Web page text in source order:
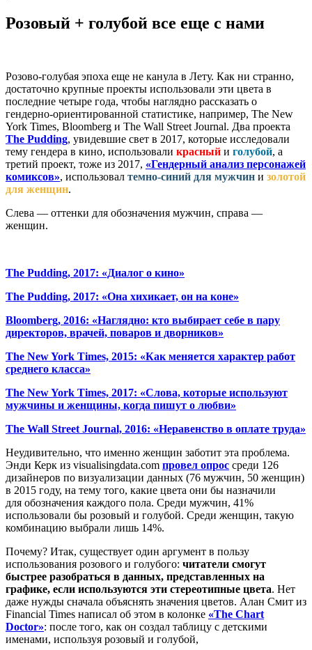
Розовый + голубой все еще с нами
Розово-голубая эпоха еще не канула в Лету. Как ни странно,
достаточно крупные проекты использовали эти цвета в
последние четыре года, чтобы наглядно рассказать о
гендерно-ориентированной статистике, например, The New
York Times, Bloomberg и The Wall Street Journal. Два проекта
The Pudding, увидевшие свет в 2017, которые исследовали
тему гендера в кино, использовали красный и голубой, а
третий проект, тоже из 2017, «Гендерный анализ персонажей
комиксов», использовал темно-синий для мужчин и золотой
для женщин.
Слева — оттенки для обозначения мужчин, справа —
женщин.
The Pudding, 2017: «Диалог о кино»
The Pudding, 2017: «Она хихикает, он на коне»
Bloomberg, 2016: «Наглядно: кто выбирает себе в пару
директоров, врачей, поваров и дворников»
The New York Times, 2015: «Как меняется характер работ
среднего класса»
The New York Times, 2017: «Слова, которые используют
мужчины и женщины, когда пишут о любви»
The Wall Street Journal, 2016: «Неравенство в оплате труда»
Неудивительно, что именно женщин заботит эта проблема.
Энди Керк из visualisingdata.com провел опрос среди 126
дизайнеров по визуализации данных (76 мужчин, 50 женщин)
в 2015 году, на тему того, какие цвета они бы назначили
для обозначения каждого пола. Среди мужчин, 41%
использовали бы розовый и голубой. Среди женщин, такую
комбинацию выбрали лишь 14%.
Почему? Итак, существует один аргумент в пользу
использования розового и голубого: читатели смогут
быстрее разобраться в данных, представленных на
графике, если используются эти стереотипные цвета. Нет
даже нужды сначала объяснять значения цветов. Алан Смит из
Financial Times написал об этом в колонке «The Chart
Doctor»: после того, как он создал таблицу с детскими
именами, используя розовый и голубой,